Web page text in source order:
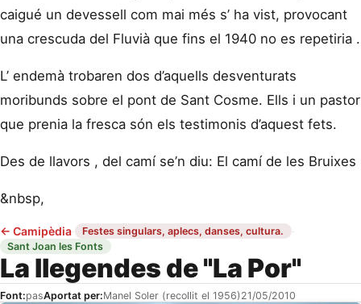
caigué un devessell com mai més s’ ha vist, provocant
una crescuda del Fluvià que fins el 1940 no es repetiria .
L’ endemà trobaren dos d’aquells desventurats
moribunds sobre el pont de Sant Cosme. Ells i un pastor
que prenia la fresca són els testimonis d’aquest fets.
Des de llavors , del camí se’n diu: El camí de les Bruixes
&nbsp,
← Camipèdia· Festes singulars, aplecs, danses, cultura. ·
Sant Joan les Fonts
La llegendes de "La Por"
Font:pasAportat per:Manel Soler (recollit el 1956) 21/05/2010